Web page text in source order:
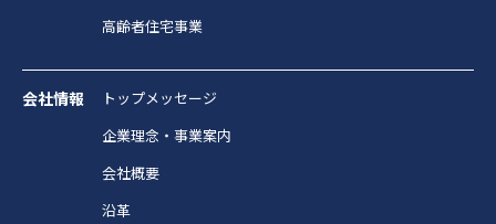
高齢者住宅事業
会社情報
トップメッセージ
企業理念・事業案内
会社概要
沿革